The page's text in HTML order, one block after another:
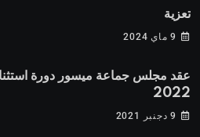
تعزية
9 ماي 2024
2022
9 دجنبر 2021